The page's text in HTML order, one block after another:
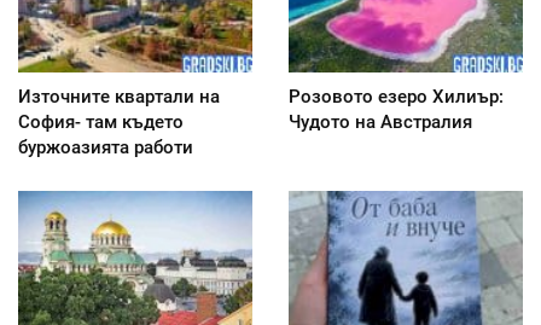
Източните квартали на
София- там където
буржоазията работи
Розовото езеро Хилиър:
Чудото на Австралия